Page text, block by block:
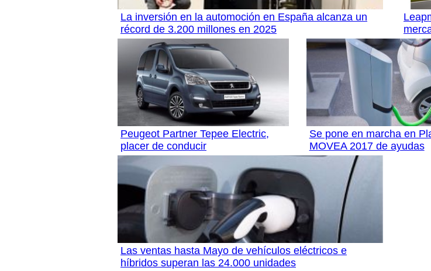
La inversión en la automoción en España alcanza un
récord de 3.200 millones en 2025
Peugeot Partner Tepee Electric,
placer de conducir
Se pone en marcha en
MOVEA 2017 de ayudas
Las ventas hasta Mayo de vehículos eléctricos e
híbridos superan las 24.000 unidades